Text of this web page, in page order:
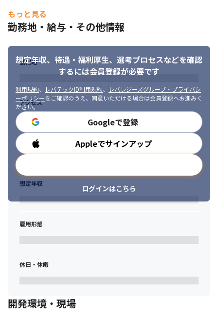
もっと見る
勤務地・給与・その他情報
想定年収、待遇・福利厚生、 選考プロセスなどを確認
するには会員登録が必要です
利用規約、 レバテックID利用規約、
レバレジーズグループ・プライバシ
ーポリシーをご確認のうえ、同意いただける場合は会員登録へお進みく
ださい。
Googleで登録
Appleでサインアップ
ログインはこちら
勤務地
アクセス
勤務時間
想定年収
雇用形態
休日・休暇
開発環境・現場